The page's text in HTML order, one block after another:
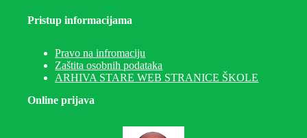
Pristup informacijama
Pravo na infromaciju
Zaštita osobnih podataka
ARHIVA STARE WEB STRANICE ŠKOLE
Online prijava